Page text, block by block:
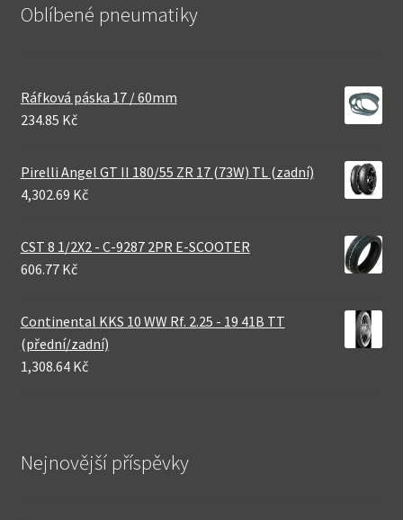
Oblíbené pneumatiky
Ráfková páska 17 / 60mm
234.85 Kč
Pirelli Angel GT II 180/55 ZR 17 (73W) TL (zadní)
4,302.69 Kč
CST 8 1/2X2 - C-9287 2PR E-SCOOTER
606.77 Kč
Continental KKS 10 WW Rf. 2.25 - 19 41B TT
(přední/zadní)
1,308.64 Kč
Nejnovější příspěvky